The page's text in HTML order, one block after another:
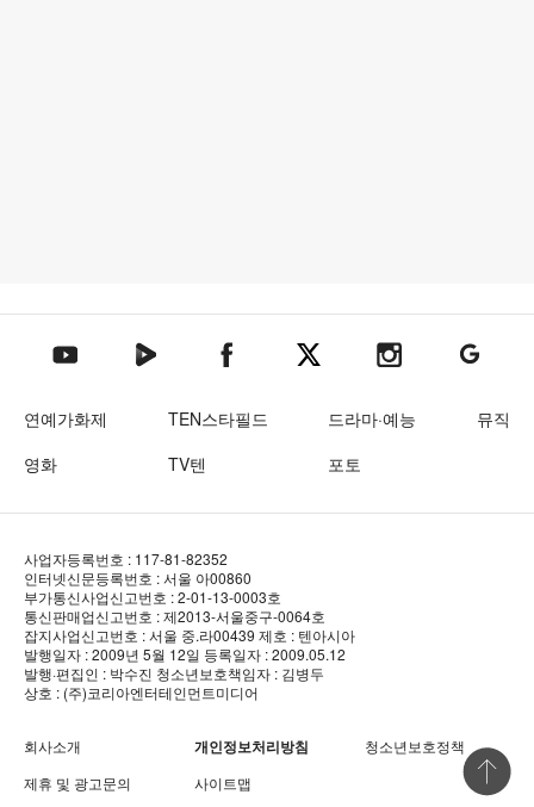
텐아시아 유튜브텐아시아 네이버TV텐아시아 페이스북텐아시아 엑스텐아시아 인스타그램
텐아시아
연예가화제 TEN스타필드 드라마·예능
뮤직
영화
TV텐 포토
사업자등록번호 : 117-81-82352
인터넷신문등록번호 : 서울 아00860
부가통신사업신고번호 : 2-01-13-0003호
통신판매업신고번호 : 제2013-서울중구-0064호
잡지사업신고번호 : 서울 중.라00439 제호 : 텐아시아
발행일자 : 2009년 5월 12일 등록일자 : 2009.05.12
발행·편집인 : 박수진 청소년보호책임자 : 김병두
상호 : (주)코리아엔터테인먼트미디어
회사소개 개인정보처리방침
청소년보호정책
제휴 및 광고문의
사이트맵
상단 바로